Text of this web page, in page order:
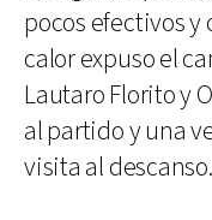
pocos efectivos
calor expuso el
Lautaro Florito y
al partido y una
visita al descanso.